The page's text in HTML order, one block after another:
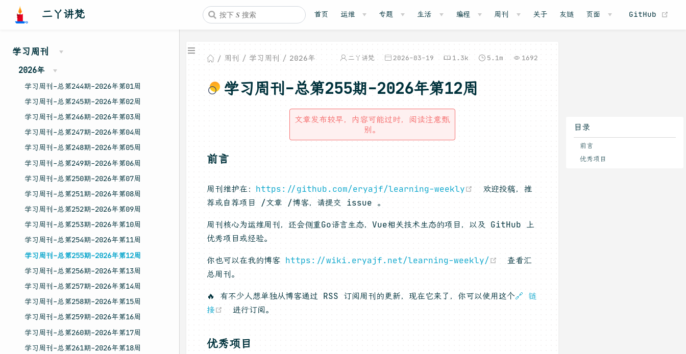
二丫讲梵 首页 运维 专题 生活 编程 周刊 关于 友链 页面 GitHub
学习周刊
2026年
学习周刊-总第244期-2026年第01周
学习周刊-总第245期-2026年第02周
学习周刊-总第246期-2026年第03周
学习周刊-总第247期-2026年第04周
学习周刊-总第248期-2026年第05周
学习周刊-总第249期-2026年第06周
学习周刊-总第250期-2026年第07周
学习周刊-总第251期-2026年第08周
学习周刊-总第252期-2026年第09周
学习周刊-总第253期-2026年第10周
学习周刊-总第254期-2026年第11周
学习周刊-总第255期-2026年第12周
学习周刊-总第256期-2026年第13周
学习周刊-总第257期-2026年第14周
学习周刊-总第258期-2026年第15周
学习周刊-总第259期-2026年第16周
学习周刊-总第260期-2026年第17周
学习周刊-总第261期-2026年第18周
周刊 学习周刊 2026年 二丫讲梵 2026-03-19 1.3k 5.1m 1692
目录
前言
优秀项目
学习周刊-总第255期-2026年第12周
文章发布较早，内容可能过时，阅读注意甄
别。
前言
周刊维护在： https://github.com/eryajf/learning-weekly (opens new window)
欢迎投稿，推
荐或自荐项目 /文章 /博客，请提交 issue 。
周刊核心为运维周刊，还会侧重Go语言生态，Vue相关技术生态的项目，以及 GitHub 上
优秀项目或经验。
你也可以在我的博客 https://wiki.eryajf.net/learning-weekly/ (opens new window)
查看汇
总周刊。
🔥 有不少人想单独从博客通过 RSS 订阅周刊的更新，现在它来了，你可以使用这个🔗 链
接
(opens new window)
进行订阅。
优秀项目